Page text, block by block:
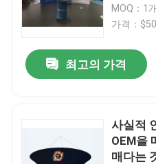
MOQ：1
가격：
최고의 가격
사실적
OEM을
매다는